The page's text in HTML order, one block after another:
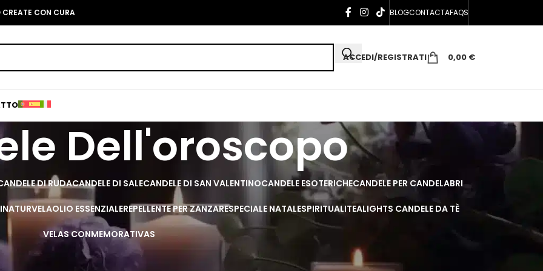
CON CURA BLOGCONTACTAFAQS
ACCEDI/REGISTRATI 0,00 €
Dell'oroscopo
DI RUDACANDELE DI SALECANDELE DI SAN VALENTINOCANDELE ESOTERICHECANDELE PER CANDELABRI
NATURVELAOLIO ESSENZIALEREPELLENTE PER ZANZARESPECIALE NATALESPIRITUALITEALIGHTS CANDELE DA TÈ
VELAS CONMEMORATIVAS